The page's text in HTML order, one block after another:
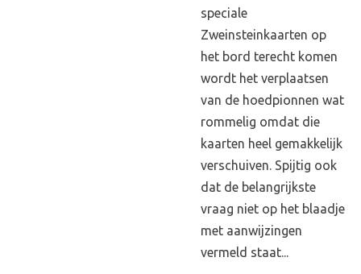
speciale
Zweinsteinkaarten op
het bord terecht komen
wordt het verplaatsen
van de hoedpionnen wat
rommelig omdat die
kaarten heel gemakkelijk
verschuiven. Spijtig ook
dat de belangrijkste
vraag niet op het blaadje
met aanwijzingen
vermeld staat...